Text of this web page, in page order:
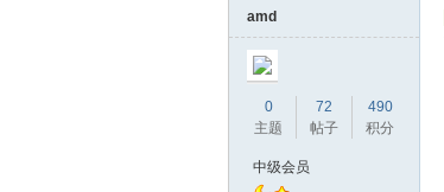
amd
0
主题
72
帖子
490
积分
中级会员